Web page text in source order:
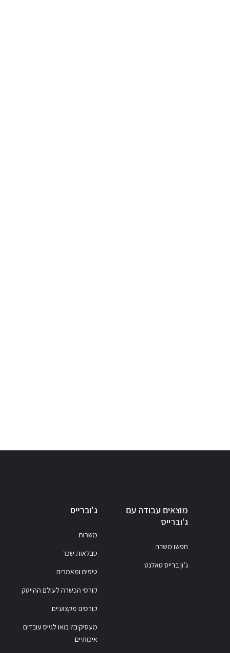
מוצאים עבודה עם
ג'וברייס
חפשו משרה
ג’ון ברייס טאלנט
ג'וברייס
משרות
טבלאות שכר
טיפים ומאמרים
קורסי הכשרה לעולם ההייטק
קורסים מקצועיים
מעסיקים? בואו לגייס עובדים
איכותיים